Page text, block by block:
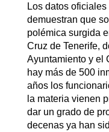
Los datos
demuestran que
polémica surgida
Cruz de Tenerife,
Ayuntamiento y el
hay más de 500
años los
la materia vienen
dar un grado de
decenas ya han